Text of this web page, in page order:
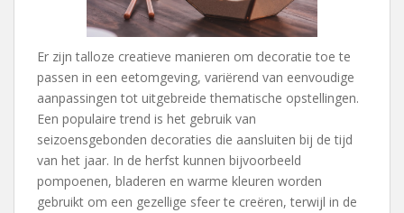
Er zijn talloze creatieve manieren om decoratie toe te
passen in een eetomgeving, variërend van eenvoudige
aanpassingen tot uitgebreide thematische opstellingen.
Een populaire trend is het gebruik van
seizoensgebonden decoraties die aansluiten bij de tijd
van het jaar. In de herfst kunnen bijvoorbeeld
pompoenen, bladeren en warme kleuren worden
gebruikt om een gezellige sfeer te creëren, terwijl in de